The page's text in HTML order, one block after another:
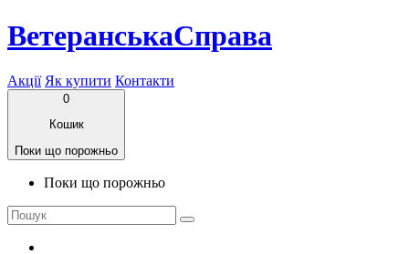
ВетеранськаСправа
Акції Як купити Контакти
0
Кошик
Поки що порожньо
Поки що порожньо